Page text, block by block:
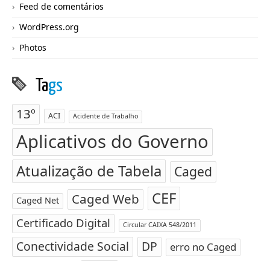
Feed de comentários
WordPress.org
Photos
Tags
13º ACI Acidente de Trabalho
Aplicativos do Governo
Atualização de Tabela Caged
Caged Net Caged Web CEF
Certificado Digital Circular CAIXA 548/2011
Conectividade Social DP
erro no Caged